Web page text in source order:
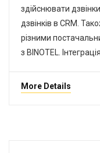
здійснювати
дзвінків в CRM.
різними
з BINOTEL. Інтеграція
More Details